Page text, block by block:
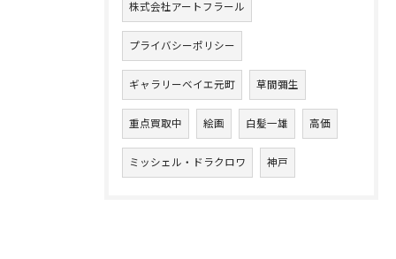
株式会社アートフラール
プライバシーポリシー
ギャラリーベイエ元町 草間彌生
重点買取中 絵画 白髪一雄 高価
ミッシェル・ドラクロワ 神戸